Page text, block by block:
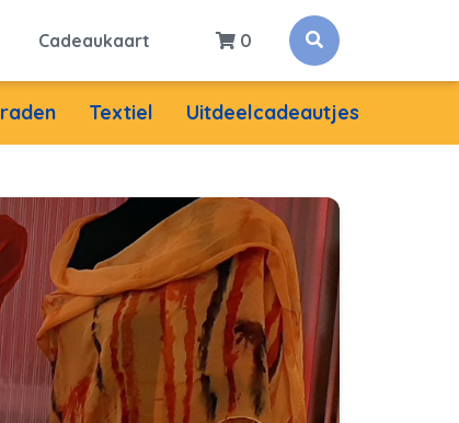
Cadeaukaart 0
Textiel Uitdeelcadeautjes